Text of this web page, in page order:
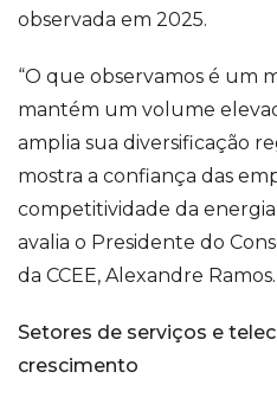
observada em 2025.
“O que observamos é um
mantém um volume
amplia sua diversificação
mostra a confiança das
competitividade da
avalia o Presidente do
da CCEE, Alexandre Ramos.
Setores de serviços e
crescimento